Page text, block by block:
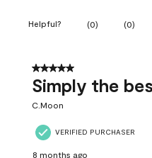
Helpful? (0) (0)
5 out of 5 stars.
Simply the
C.Moon
VERIFIED PURCHASER
8 months ago